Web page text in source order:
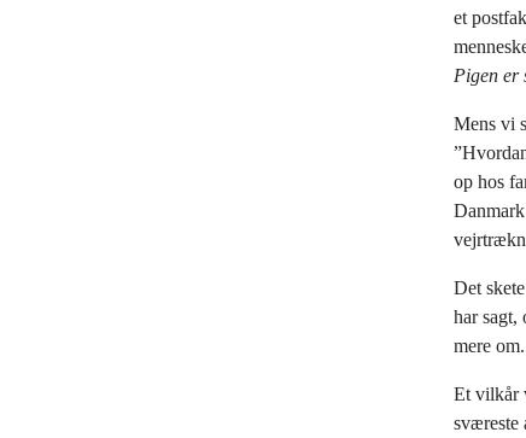
et
Pigen er
Mens vi
op hos
Det
har sagt,
mere om.
Et vilkår
sværeste